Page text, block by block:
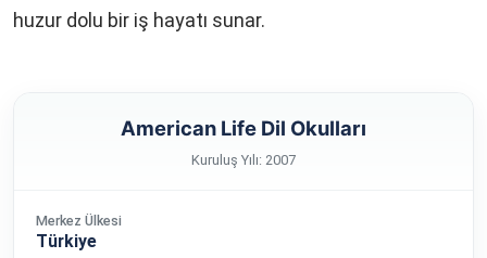
huzur dolu bir iş hayatı sunar.
American Life Dil Okulları
Kuruluş Yılı: 2007
Merkez Ülkesi
Türkiye